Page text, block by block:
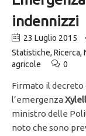
indennizzi
23 Luglio 2015
Statistiche, Ricerca,
agricole
0
Firmato il decreto
l’emergenza
ministro delle
noto che sono